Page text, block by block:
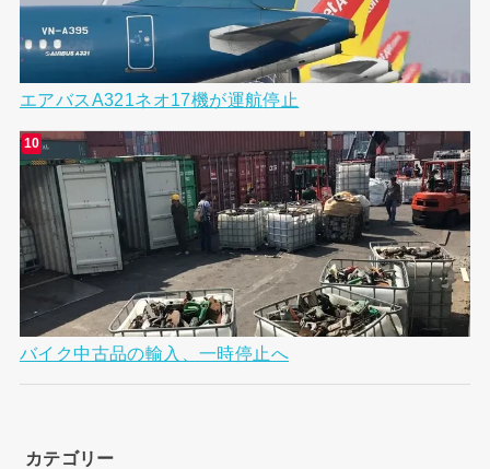
エアバスA321ネオ17機が運航停止
バイク中古品の輸入、一時停止へ
カテゴリー